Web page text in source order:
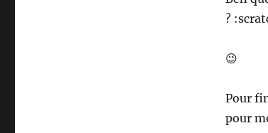
?
😉
Pour
pour